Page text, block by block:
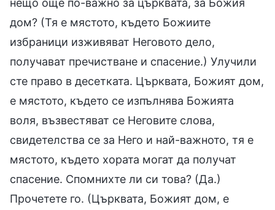
дом? (Тя е мястото, където Божиите
избраници изживяват Неговото дело,
получават пречистване и спасение.) Улучили
сте право в десетката. Църквата, Божият дом,
е мястото, където се изпълнява Божията
воля, възвестяват се Неговите слова,
свидетелства се за Него и най-важното, тя е
мястото, където хората могат да получат
спасение. Спомнихте ли си това? (Да.)
Прочетете го. (Църквата, Божият дом, е